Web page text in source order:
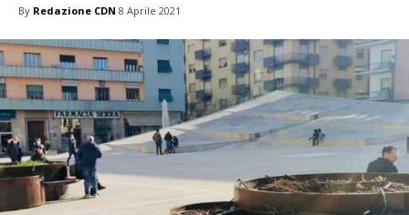
By Redazione CDN 8 Aprile 2021